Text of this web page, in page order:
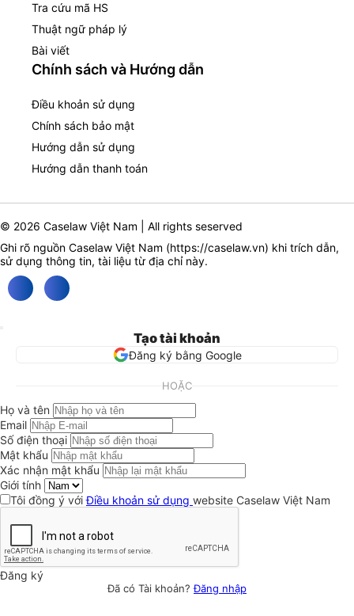
Tra cứu mã HS
Thuật ngữ pháp lý
Bài viết
Chính sách và Hướng dẫn
Điều khoản sử dụng
Chính sách bảo mật
Hướng dẫn sử dụng
Hướng dẫn thanh toán
© 2026 Caselaw Việt Nam | All rights seserved
Ghi rõ nguồn Caselaw Việt Nam (https://caselaw.vn) khi trích dẫn,
sử dụng thông tin, tài liệu từ địa chỉ này.
Tạo tài khoản
Đăng ký bằng Google
HOẶC
Họ và tên
Email
Số điện thoại
Mật khẩu
Xác nhận mật khẩu
Giới tính
Tôi đồng ý vớiĐiều khoản sử dụng website Caselaw Việt Nam
Đăng ký
Đã có Tài khoản?Đăng nhập